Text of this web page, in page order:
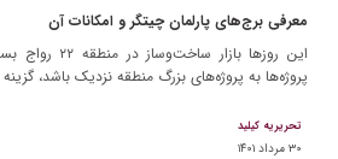
معرفی برج‌های پارلمان چیتگر و امکانات آن
این روزها
پروژه‌ها به پروژه‌های بزرگ منطقه نزدیک باشد،
تحریریه کیلید
۳۰ مرداد ۱۴۰۱